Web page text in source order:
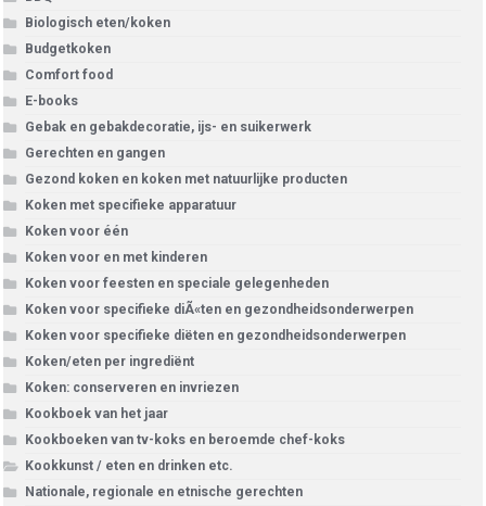
Biologisch eten/koken
Budgetkoken
Comfort food
E-books
Gebak en gebakdecoratie, ijs- en suikerwerk
Gerechten en gangen
Gezond koken en koken met natuurlijke producten
Koken met specifieke apparatuur
Koken voor één
Koken voor en met kinderen
Koken voor feesten en speciale gelegenheden
Koken voor specifieke diÃ«ten en gezondheidsonderwerpen
Koken voor specifieke diëten en gezondheidsonderwerpen
Koken/eten per ingrediënt
Koken: conserveren en invriezen
Kookboek van het jaar
Kookboeken van tv-koks en beroemde chef-koks
Kookkunst / eten en drinken etc.
Nationale, regionale en etnische gerechten